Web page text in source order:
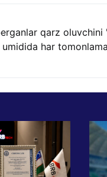
qarz oluvchini
har